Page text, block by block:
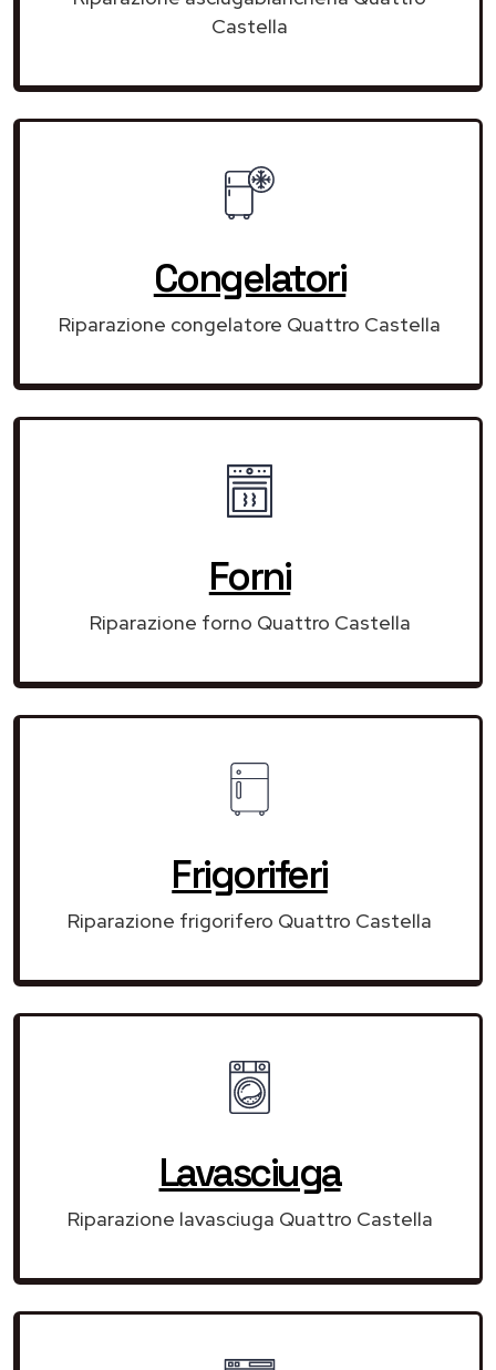
Castella
Congelatori
Riparazione congelatore Quattro Castella
Forni
Riparazione forno Quattro Castella
Frigoriferi
Riparazione frigorifero Quattro Castella
Lavasciuga
Riparazione lavasciuga Quattro Castella